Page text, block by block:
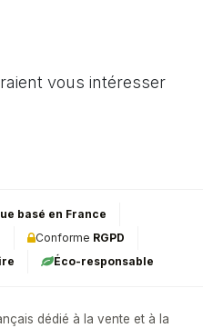
vous intéresser
basé en France
Conforme RGPD
Éco-responsable
dédié à la vente et à la